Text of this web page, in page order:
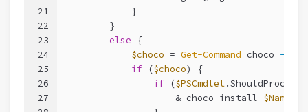
21
22
23
24
25
26
27
            }
        }
else {
$choco = Get-Command choco -
if ($choco) {
if ($PSCmdlet.ShouldProcess(
                    & choco install
$Name